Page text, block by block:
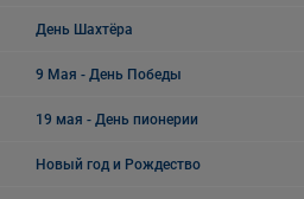
День Шахтёра
9 Мая - День Победы
19 мая - День пионерии
Новый год и Рождество